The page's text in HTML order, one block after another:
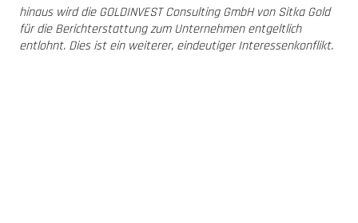
hinaus wird die GOLDINVEST Consulting GmbH von Sitka Gold
für die Berichterstattung zum Unternehmen entgeltlich
entlohnt. Dies ist ein weiterer, eindeutiger Interessenkonflikt.